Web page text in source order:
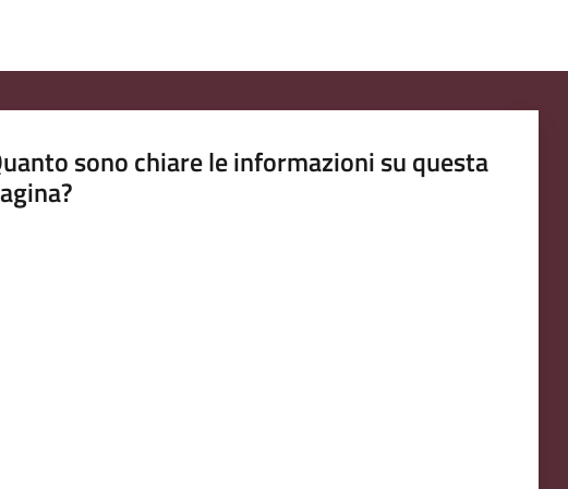
sono chiare le informazioni su questa